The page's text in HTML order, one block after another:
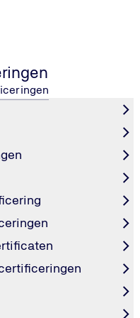
en kwaliteit
een certificatie- en
producten,
zijn essentieel
kwaliteit. Onze